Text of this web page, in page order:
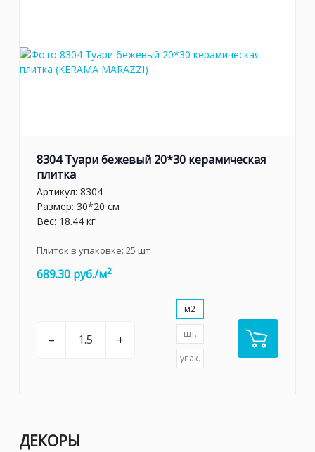
8304 Туари бежевый 20*30 керамическая
плитка
Артикул: 8304
Размер: 30*20 см
Вес: 18.44 кг
Плиток в упаковке: 25 шт
689.30 руб./м2
– +
м2
шт.
упак.
ДЕКОРЫ